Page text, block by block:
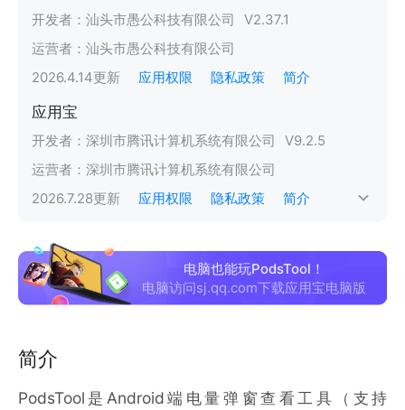
开发者： 汕头市愚公科技有限公司 V2.37.1
运营者： 汕头市愚公科技有限公司
2026.4.14更新 应用权限 隐私政策 简介
应用宝
开发者： 深圳市腾讯计算机系统有限公司 V9.2.5
运营者： 深圳市腾讯计算机系统有限公司
2026.7.28更新 应用权限 隐私政策 简介
电脑也能玩PodsTool！
电脑访问sj.qq.com下载应用宝电脑版
简介
PodsTool是Android端电量弹窗查看工具（支持